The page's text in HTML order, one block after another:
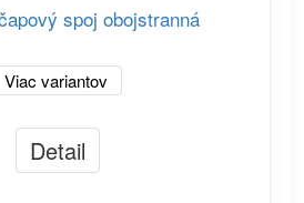
spoj obojstranná
Viac variantov
Detail